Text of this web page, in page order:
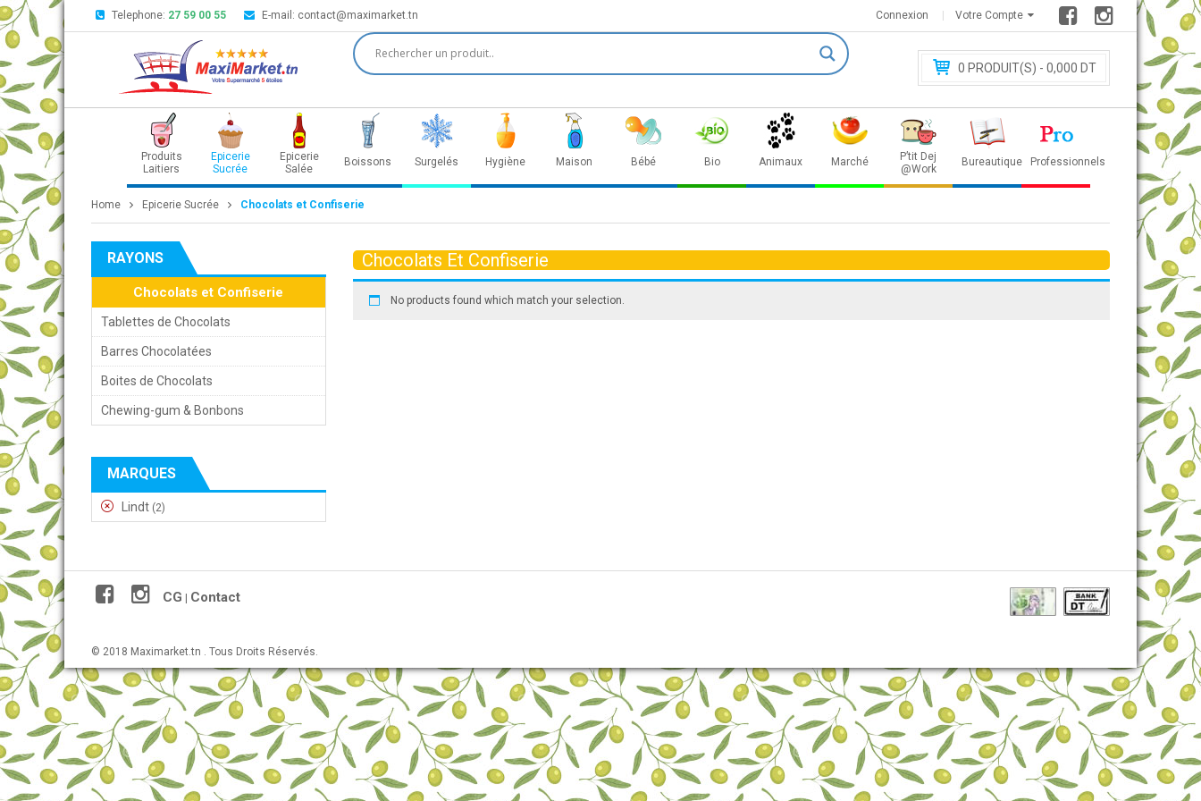
Telephone: 27 59 00 55 E-mail: contact@maximarket.tn Votre Compte
Connexion
0 PRODUIT(S) - 0,000 DT
Produits
Laitiers
Epicerie
Sucrée
Epicerie
Salée
Boissons Surgelés Hygiène Maison Bébé Bio Animaux Marché
P’tit Dej
@Work
Bureautique Professionnels
Home Epicerie Sucrée Chocolats et Confiserie
RAYONS
Chocolats et Confiserie
Tablettes de Chocolats
Barres Chocolatées
Boites de Chocolats
Chewing-gum & Bonbons
MARQUES
Lindt (2)
Chocolats Et Confiserie
No products found which match your selection.
CG Contact
© 2018 Maximarket.tn . Tous Droits Réservés.